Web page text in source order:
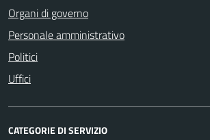
Organi di governo
Personale amministrativo
Politici
Uffici
CATEGORIE DI SERVIZIO